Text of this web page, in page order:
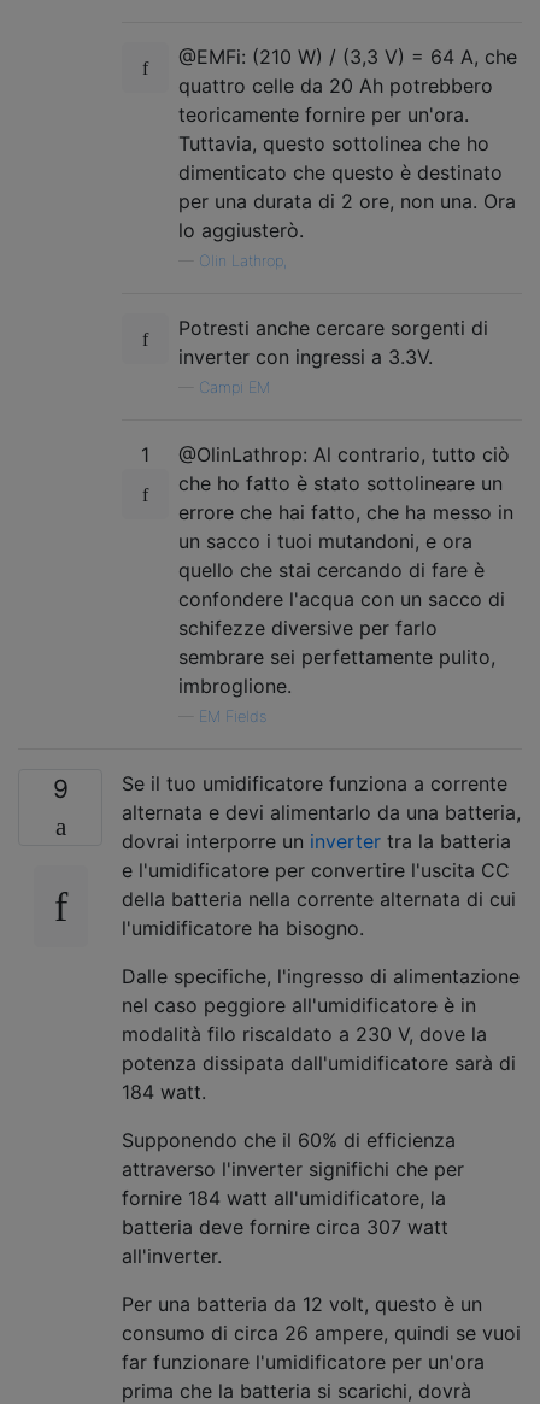
@EMFi: (210 W) / (3,3 V) = 64 A, che
quattro celle da 20 Ah potrebbero
teoricamente fornire per un'ora.
Tuttavia, questo sottolinea che ho
dimenticato che questo è destinato
per una durata di 2 ore, non una. Ora
lo aggiusterò.
Olin Lathrop,
Potresti anche cercare sorgenti di
inverter con ingressi a 3.3V.
Campi EM
1
@OlinLathrop: Al contrario, tutto ciò
che ho fatto è stato sottolineare un
errore che hai fatto, che ha messo in
un sacco i tuoi mutandoni, e ora
quello che stai cercando di fare è
confondere l'acqua con un sacco di
schifezze diversive per farlo
sembrare sei perfettamente pulito,
imbroglione.
EM Fields
9
Se il tuo umidificatore funziona a corrente
alternata e devi alimentarlo da una batteria,
dovrai interporre un inverter tra la batteria
e l'umidificatore per convertire l'uscita CC
della batteria nella corrente alternata di cui
l'umidificatore ha bisogno.
Dalle specifiche, l'ingresso di alimentazione
nel caso peggiore all'umidificatore è in
modalità filo riscaldato a 230 V, dove la
potenza dissipata dall'umidificatore sarà di
184 watt.
Supponendo che il 60% di efficienza
attraverso l'inverter significhi che per
fornire 184 watt all'umidificatore, la
batteria deve fornire circa 307 watt
all'inverter.
Per una batteria da 12 volt, questo è un
consumo di circa 26 ampere, quindi se vuoi
far funzionare l'umidificatore per un'ora
prima che la batteria si scarichi, dovrà